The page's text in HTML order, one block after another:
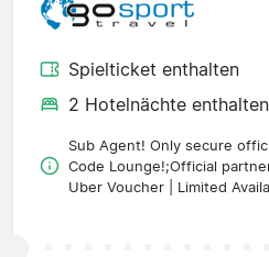
Spielticket enthalten
2 Hotelnächte enthalten
Sub Agent! Only secure
Code Lounge!;Official
Uber Voucher | Limited